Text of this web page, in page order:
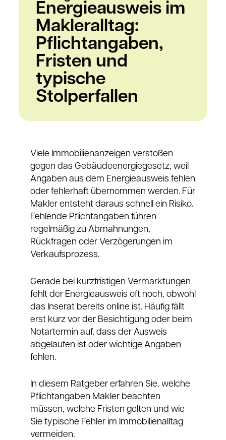
Energieausweis im
Makleralltag:
Pflichtangaben,
Fristen und
typische
Stolperfallen
Viele Immobilienanzeigen verstoßen
gegen das Gebäudeenergiegesetz, weil
Angaben aus dem Energieausweis fehlen
oder fehlerhaft übernommen werden. Für
Makler entsteht daraus schnell ein Risiko.
Fehlende Pflichtangaben führen
regelmäßig zu Abmahnungen,
Rückfragen oder Verzögerungen im
Verkaufsprozess.
Gerade bei kurzfristigen Vermarktungen
fehlt der Energieausweis oft noch, obwohl
das Inserat bereits online ist. Häufig fällt
erst kurz vor der Besichtigung oder beim
Notartermin auf, dass der Ausweis
abgelaufen ist oder wichtige Angaben
fehlen.
In diesem Ratgeber erfahren Sie, welche
Pflichtangaben Makler beachten
müssen, welche Fristen gelten und wie
Sie typische Fehler im Immobilienalltag
vermeiden.